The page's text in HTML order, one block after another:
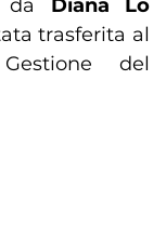
da Diana Lo
trasferita al
del